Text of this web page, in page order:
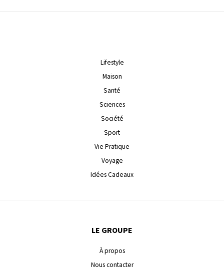
Lifestyle
Maison
Santé
Sciences
Société
Sport
Vie Pratique
Voyage
Idées Cadeaux
LE GROUPE
À propos
Nous contacter